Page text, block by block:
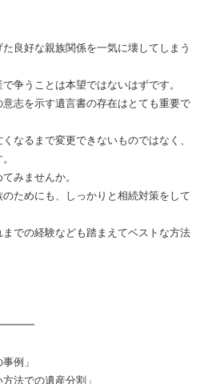
良好な親族関係を一気に壊してしまう
争うことは本望ではないはずです。
志を示す遺言書の存在はとても重要で
なるまで変更できないものではなく、
みませんか。
ためにも、しっかりと相続対策をして
での経験なども踏まえてベストな方法
例」
法での遺産分割」